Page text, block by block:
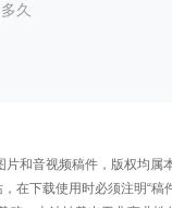
久
和音视频稿件，版权均
在下载使用时必须注明“